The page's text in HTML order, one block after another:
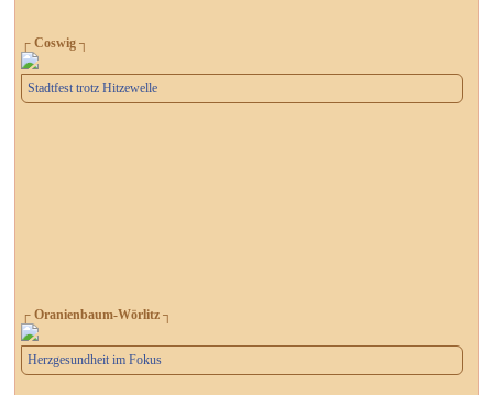
┌ Coswig ┐
Stadtfest trotz Hitzewelle
┌ Oranienbaum-Wörlitz ┐
Herzgesundheit im Fokus